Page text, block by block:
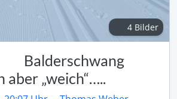
4 Bilder
Balderschwang
aber „weich“…..